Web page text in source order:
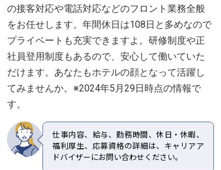
の接客対応や電話対応などのフロント業務全般
をお任せします。年間休日は108日と多めなので
プライベートも充実できますよ。研修制度や正
社員登用制度もあるので、安心して働いていた
だけます。あなたもホテルの顔となって活躍し
てみませんか。※2024年5月29日時点の情報で
す。
仕事内容、給与、勤務時間、休日・休暇、
福利厚生、応募資格の詳細は、キャリアア
ドバイザーにお問い合わせください。